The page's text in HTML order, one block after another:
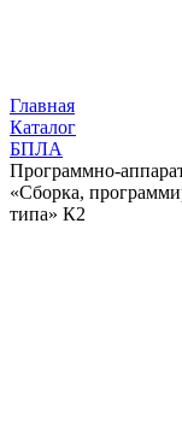
Главная
Каталог
БПЛА
Программно-
«Сборка,
типа» К2